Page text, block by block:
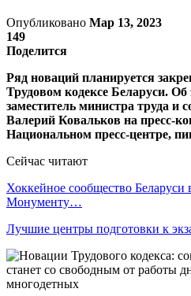
Опубликовано Мар 13, 2023
149
Поделится
Ряд новаций планируется
Трудовом кодексе Беларуси. Об
заместитель министра труда и
Валерий Ковальков на пресс-
Национальном пресс-центре,
Сейчас читают
Хоккейное сообщество Беларуси
Монументу…
Лучшие центры подготовки к